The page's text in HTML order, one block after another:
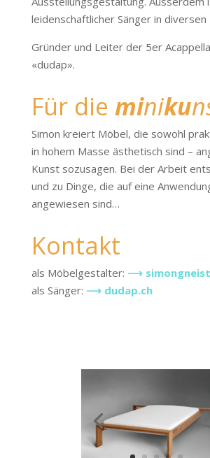
leidenschaftlicher Sänger in diversen
Gründer und Leiter der 5er
«dudap».
Für die miniku
Simon kreiert Möbel, die sowohl
in hohem Masse ästhetisch sind –
Kunst sozusagen. Bei der Arbeit
und zu Dinge, die auf eine
angewiesen sind…
Kontakt
als Möbelgestalter: ⟶
als Sänger: ⟶ dudap.ch